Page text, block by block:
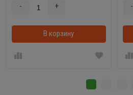
- +
В корзину
-